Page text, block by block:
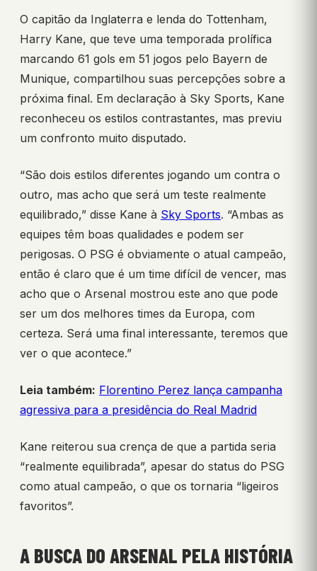
O capitão da Inglaterra e lenda do Tottenham,
Harry Kane, que teve uma temporada prolífica
marcando 61 gols em 51 jogos pelo Bayern de
Munique, compartilhou suas percepções sobre a
próxima final. Em declaração à Sky Sports, Kane
reconheceu os estilos contrastantes, mas previu
um confronto muito disputado.
“São dois estilos diferentes jogando um contra o
outro, mas acho que será um teste realmente
equilibrado,” disse Kane à Sky Sports. “Ambas as
equipes têm boas qualidades e podem ser
perigosas. O PSG é obviamente o atual campeão,
então é claro que é um time difícil de vencer, mas
acho que o Arsenal mostrou este ano que pode
ser um dos melhores times da Europa, com
certeza. Será uma final interessante, teremos que
ver o que acontece.”
Leia também: Florentino Perez lança campanha
agressiva para a presidência do Real Madrid
Kane reiterou sua crença de que a partida seria
“realmente equilibrada”, apesar do status do PSG
como atual campeão, o que os tornaria “ligeiros
favoritos”.
A BUSCA DO ARSENAL PELA HISTÓRIA